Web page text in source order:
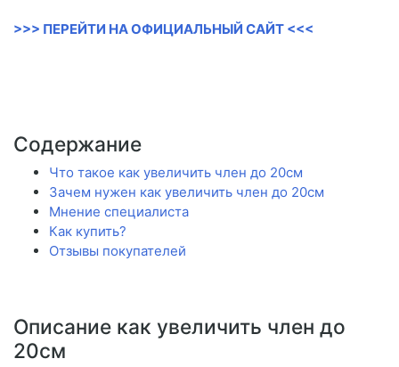
>>> ПЕРЕЙТИ НА ОФИЦИАЛЬНЫЙ САЙТ <<<
Содержание
Что такое как увеличить член до 20см
Зачем нужен как увеличить член до 20см
Мнение специалиста
Как купить?
Отзывы покупателей
Описание как увеличить член до
20см